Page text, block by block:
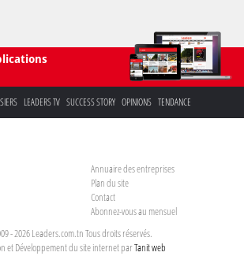
LEADERS TV SUCCESS STORY OPINIONS TENDANCE
Annuaire des entreprises
Plan du site
Contact
Abonnez-vous au mensuel
- 2026 Leaders.com.tn Tous droits réservés.
et Développement du site internet parTanit web